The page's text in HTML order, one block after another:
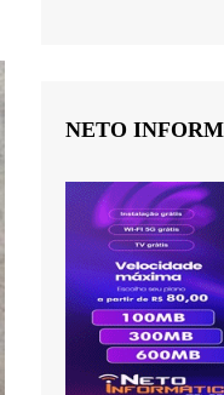
NETO